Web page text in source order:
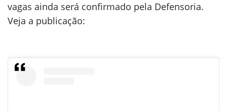
vagas ainda será confirmado pela Defensoria.
Veja a publicação: